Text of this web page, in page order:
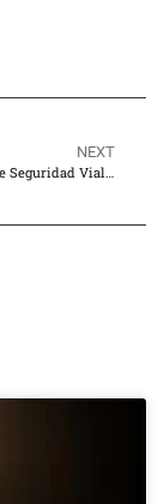
NEXT
Nuevas Leyes de Seguridad Vial en California para 2026 y Cómo Afectan los Accidentes en Los Ángeles